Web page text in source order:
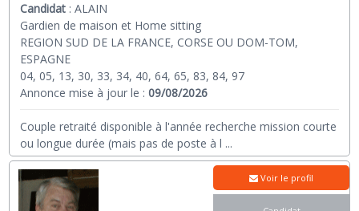
Candidat :ALAIN
Gardien de maison et Home sitting
REGION SUD DE LA FRANCE, CORSE OU DOM-TOM,
ESPAGNE
04, 05, 13, 30, 33, 34, 40, 64, 65, 83, 84, 97
Annonce mise à jour le :09/08/2026
Couple retraité disponible à l'année recherche mission courte
ou longue durée (mais pas de poste à l ...
Voir le profil